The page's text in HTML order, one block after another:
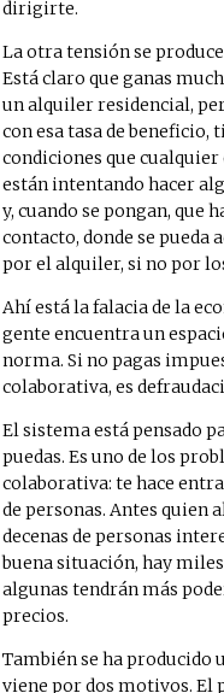
dirigirte.
La otra tensión se
Está claro que ganas
un alquiler residencial,
con esa tasa de beneficio,
condiciones que
están intentando hacer
y, cuando se pongan, que
contacto, donde se pueda
por el alquiler, si no por
Ahí está la falacia de la
gente encuentra un
norma. Si no pagas
colaborativa, es
El sistema está pensado
puedas. Es uno de los
colaborativa: te hace
de personas. Antes quien
decenas de personas
buena situación, hay
algunas tendrán más
precios.
También se ha producido
viene por dos motivos. El